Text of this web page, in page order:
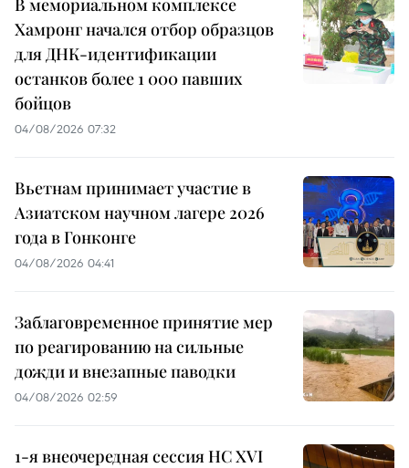
В мемориальном комплексе
Хамронг начался отбор образцов
для ДНК-идентификации
останков более 1 000 павших
бойцов
04/08/2026 07:32
Вьетнам принимает участие в
Азиатском научном лагере 2026
года в Гонконге
04/08/2026 04:41
Заблаговременное принятие мер
по реагированию на сильные
дожди и внезапные паводки
04/08/2026 02:59
1-я внеочередная сессия НС XVI